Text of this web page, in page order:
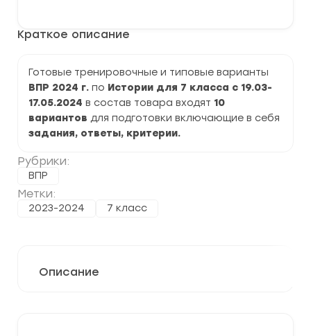
Краткое описание
Готовые тренировочные и типовые варианты
ВПР 2024 г. по Истории для 7 класса с 19.03-
17.05.2024 в состав товара входят 10
вариантов для подготовки включающие в себя
задания, ответы, критерии.
Рубрики:
ВПР
Метки:
2023-2024 7 класс
Истории
задания
и
ответы
Описание